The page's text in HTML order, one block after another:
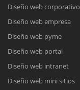
Diseño web corporativo
Diseño web empresa
Diseño web pyme
Diseño web portal
Diseño web intranet
Diseño web mini sitios